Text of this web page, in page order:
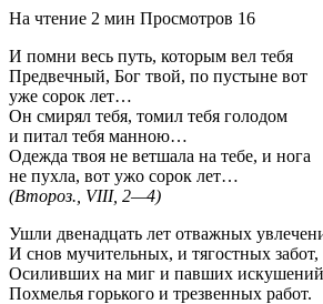
На чтение 2 мин Просмотров 16
И помни весь путь, которым вел тебя
Предвечный, Бог твой, по пустыне вот
уже сорок лет…
Он смирял тебя, томил тебя голодом
и питал тебя манною…
Одежда твоя не ветшала на тебе, и нога
не пухла, вот ужо сорок лет…
(Второз., VIII, 2—4)
Ушли двенадцать лет отважных
И снов мучительных, и тягостных забот,
Осиливших на миг и павших
Похмелья горького и трезвенных работ.